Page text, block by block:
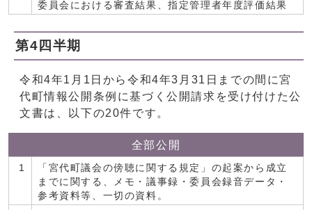
委員会における審査結果、指定管理者年度評価結果
第4四半期
令和4年1月1日から令和4年3月31日までの間に宮
代町情報公開条例に基づく公開請求を受け付けた公
文書は、以下の20件です。
全部公開
1
「宮代町議会の傍聴に関する規定」の起案から成立
までに関する、メモ・議事録・委員会録音データ・
参考資料等、一切の資料。